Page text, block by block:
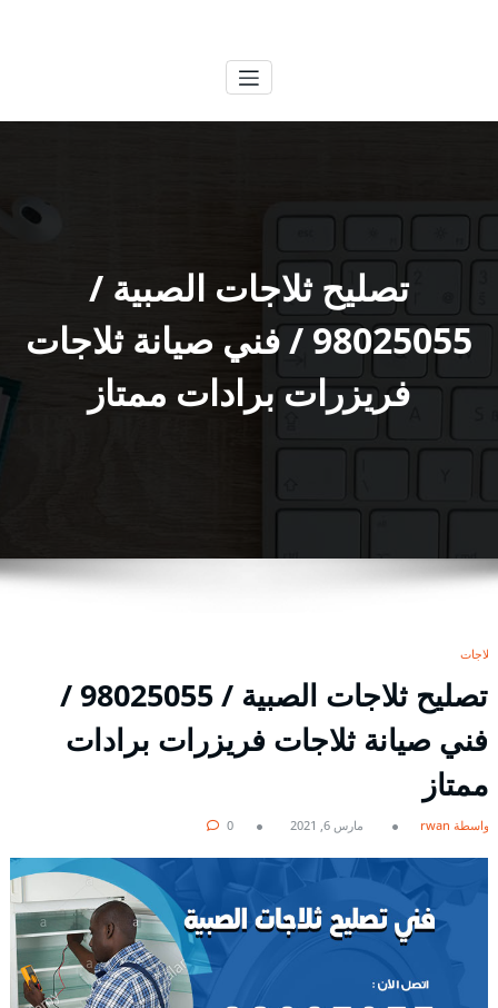
تصليح ثلاجات الصبية /
98025055 / فني صيانة ثلاجات
فريزرات برادات ممتاز
ثلاجات
تصليح ثلاجات الصبية / 98025055 /
فني صيانة ثلاجات فريزرات برادات
ممتاز
بواسطة rwan مارس 6, 2021 0